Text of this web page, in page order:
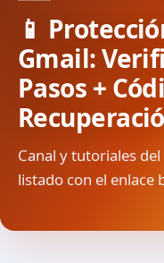
📱
Gmail:
Pasos +
Canal y tutoriales
listado con el enlace